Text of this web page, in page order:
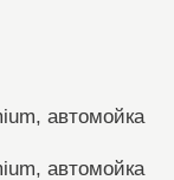
автомойка
автомойка